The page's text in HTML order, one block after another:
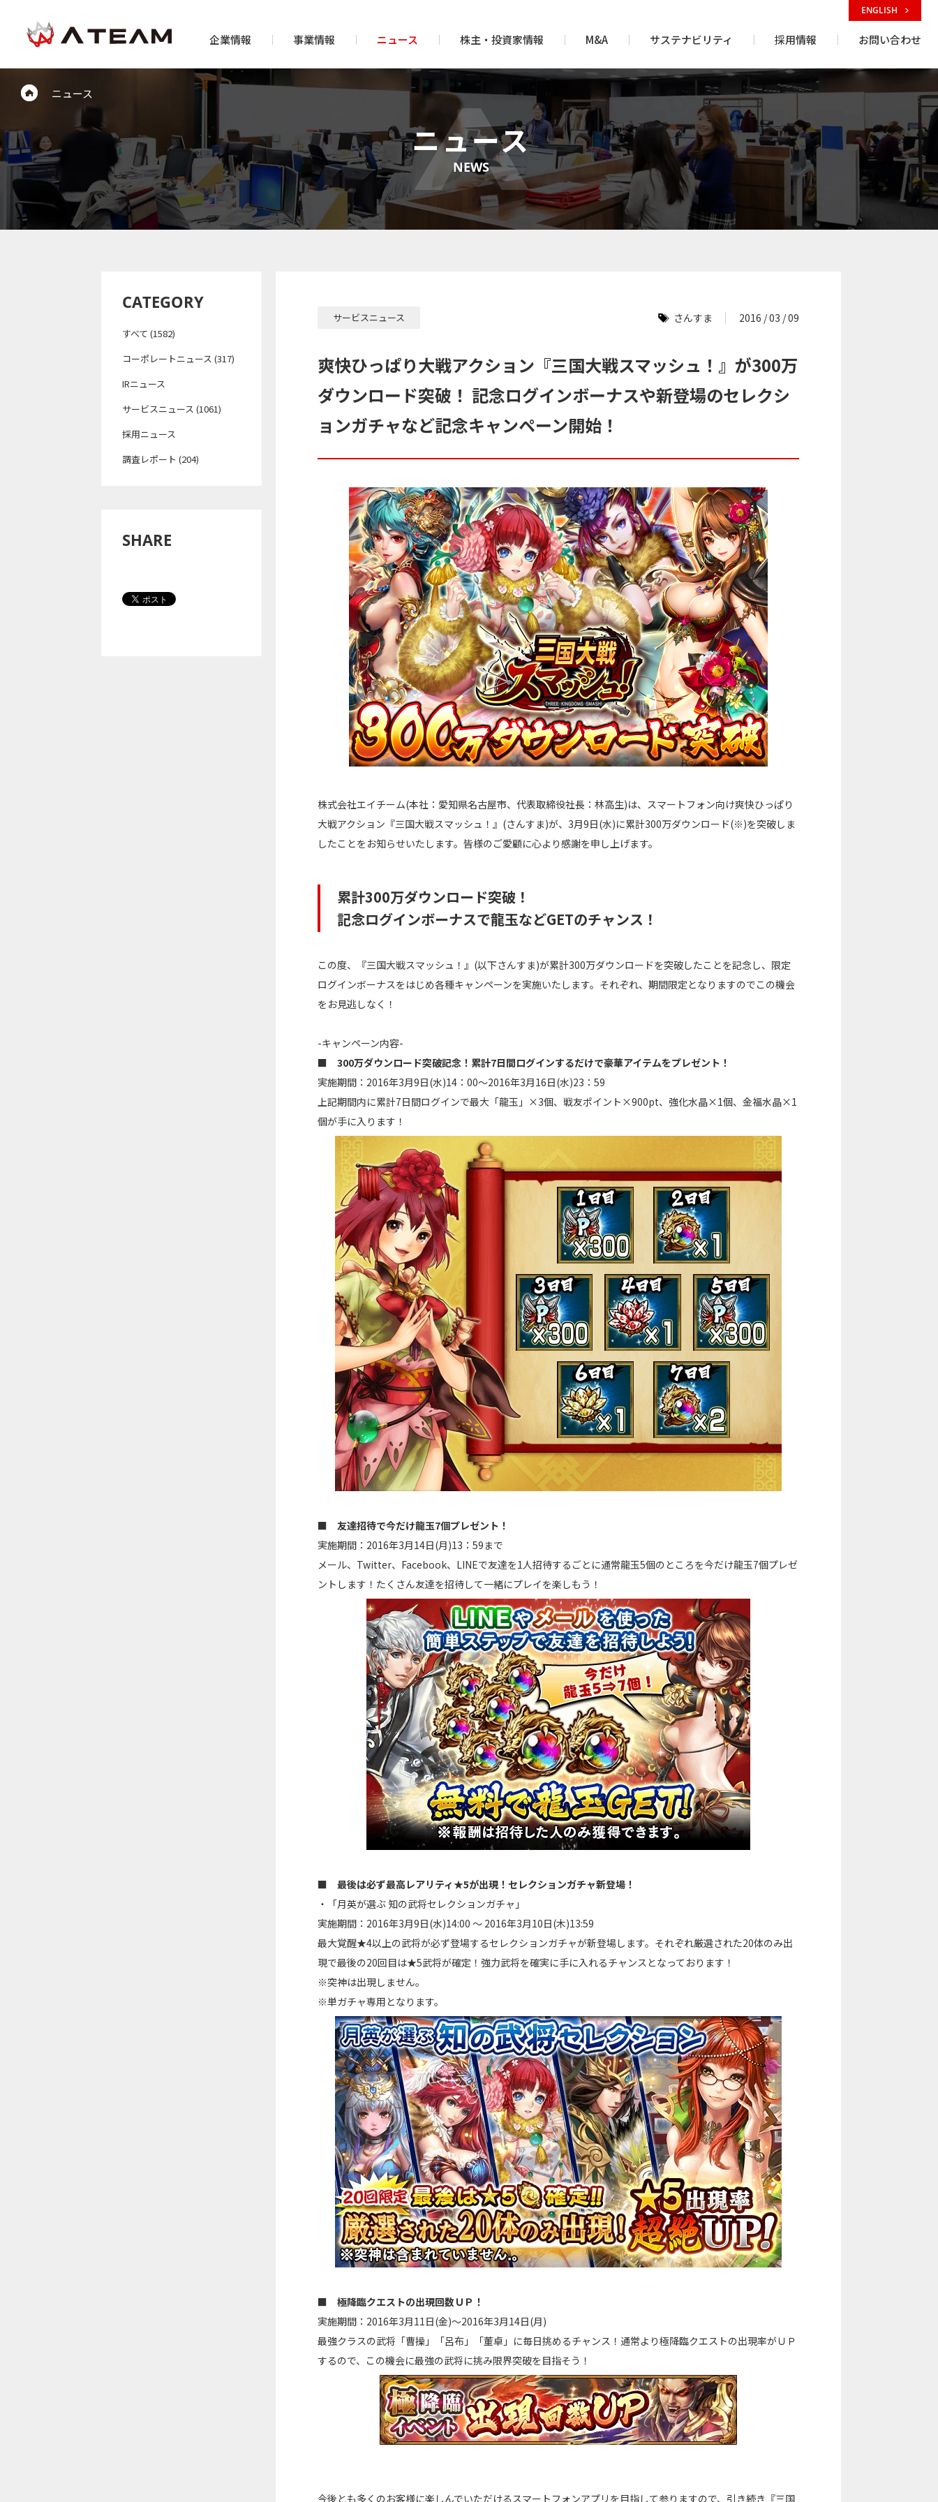
企業情報 事業情報 ニュース 株主・投資家情報 M&A サステナビリティ 採用情報 お問い合わせ
ENGLISH
ニュース
ニュース
NEWS
CATEGORY
すべて (1582)
コーポレートニュース (317)
IRニュース
サービスニュース (1061)
採用ニュース
調査レポート (204)
SHARE
サービスニュース さんすま 2016 / 03 / 09
爽快ひっぱり大戦アクション『三国大戦スマッシュ！』が300万
ダウンロード突破！ 記念ログインボーナスや新登場のセレクシ
ョンガチャなど記念キャンペーン開始！
株式会社エイチーム(本社：愛知県名古屋市、代表取締役社長：林高生)は、スマートフォン向け爽快ひっぱり
大戦アクション『三国大戦スマッシュ！』(さんすま)が、3月9日(水)に累計300万ダウンロード(※)を突破しま
したことをお知らせいたします。皆様のご愛顧に心より感謝を申し上げます。
累計300万ダウンロード突破！
記念ログインボーナスで龍玉などGETのチャンス！
この度、『三国大戦スマッシュ！』(以下さんすま)が累計300万ダウンロードを突破したことを記念し、限定
ログインボーナスをはじめ各種キャンペーンを実施いたします。それぞれ、期間限定となりますのでこの機会
をお見逃しなく！
-キャンペーン内容-
■ 300万ダウンロード突破記念！累計7日間ログインするだけで豪華アイテムをプレゼント！
実施期間：2016年3月9日(水)14：00～2016年3月16日(水)23：59
上記期間内に累計7日間ログインで最大「龍玉」×3個、戦友ポイント×900pt、強化水晶×1個、金福水晶×1
個が手に入ります！
■ 友達招待で今だけ龍玉7個プレゼント！
実施期間：2016年3月14日(月)13：59まで
メール、Twitter、Facebook、LINEで友達を1人招待するごとに通常龍玉5個のところを今だけ龍玉7個プレゼ
ントします！たくさん友達を招待して一緒にプレイを楽しもう！
■ 最後は必ず最高レアリティ★5が出現！セレクションガチャ新登場！
・「月英が選ぶ 知の武将セレクションガチャ」
実施期間：2016年3月9日(水)14:00 ～ 2016年3月10日(木)13:59
最大覚醒★4以上の武将が必ず登場するセレクションガチャが新登場します。それぞれ厳選された20体のみ出
現で最後の20回目は★5武将が確定！強力武将を確実に手に入れるチャンスとなっております！
※突神は出現しません。
※単ガチャ専用となります。
■ 極降臨クエストの出現回数ＵＰ！
実施期間：2016年3月11日(金)～2016年3月14日(月)
最強クラスの武将「曹操」「呂布」「董卓」に毎日挑めるチャンス！通常より極降臨クエストの出現率がＵＰ
するので、この機会に最強の武将に挑み限界突破を目指そう！
今後とも多くのお客様に楽しんでいただけるスマートフォンアプリを目指して参りますので、引き続き『三国